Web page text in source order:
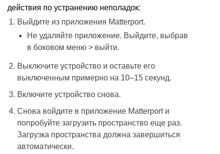
действия по устранению неполадок:
Выйдите из приложения Matterport.
Не удаляйте приложение. Выйдите, выбрав
в боковом меню > выйти.
Выключите устройство и оставьте его
выключенным примерно на 10–15 секунд.
Включите устройство снова.
Снова войдите в приложение Matterport и
попробуйте загрузить пространство еще раз.
Загрузка пространства должна завершиться
автоматически.